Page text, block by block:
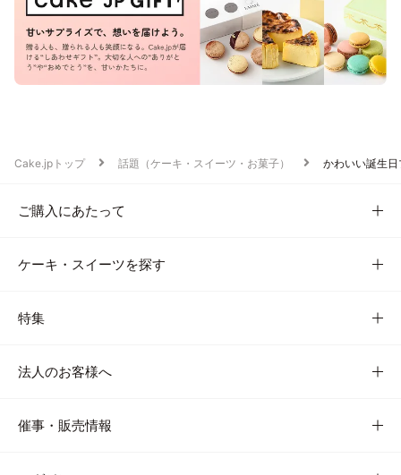
Cake.jpトップ 話題（ケーキ・スイーツ・お菓子） かわいい誕生
ご購入にあたって
ケーキ・スイーツを探す
特集
法人のお客様へ
催事・販売情報